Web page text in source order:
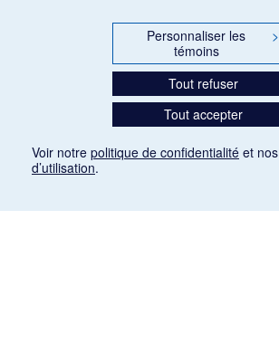
Personnaliser les
témoins
>
Tout refuser
Tout accepter
Voir notre politique de confidentialité et nos
d’utilisation.